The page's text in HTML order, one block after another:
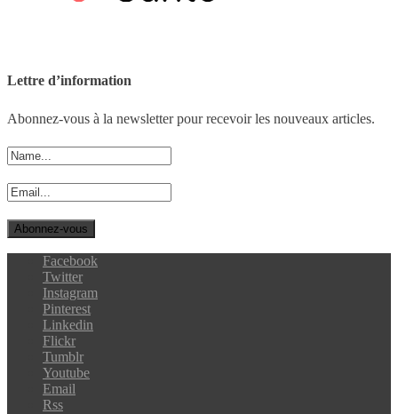
Lettre d’information
Abonnez-vous à la newsletter pour recevoir les nouveaux articles.
Facebook
Twitter
Instagram
Pinterest
Linkedin
Flickr
Tumblr
Youtube
Email
Rss